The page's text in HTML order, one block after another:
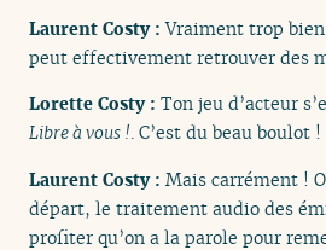
Laurent Costy :Vraiment trop
peut effectivement retrouver des
Lorette Costy : Ton jeu d’acteur
Libre à vous !. C’est du beau boulot !
Laurent Costy : Mais carrément !
départ, le traitement audio des
profiter qu’on a la parole pour